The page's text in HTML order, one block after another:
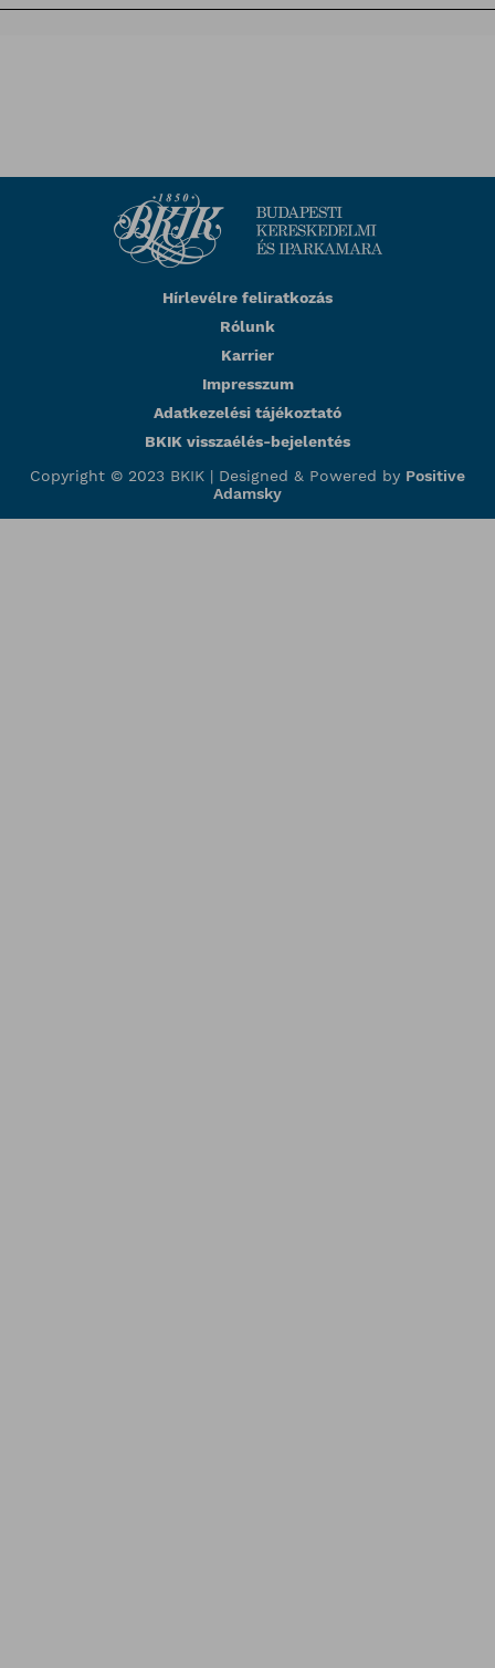
Hírlevélre feliratkozás
Rólunk
Karrier
Impresszum
Adatkezelési tájékoztató
BKIK visszaélés-bejelentés
Copyright © 2023 BKIK | Designed & Powered by Positive
Adamsky